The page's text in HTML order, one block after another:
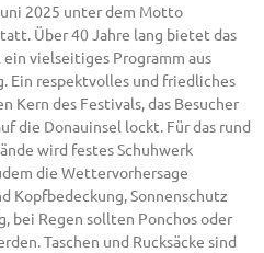
2025 unter dem Motto
Über 40 Jahre lang bietet das
vielseitiges Programm aus
Ein respektvolles und friedliches
Kern des Festivals, das Besucher
die Donauinsel lockt. Für das rund
wird festes Schuhwerk
die Wettervorhersage
Kopfbedeckung, Sonnenschutz
bei Regen sollten Ponchos oder
Taschen und Rucksäcke sind